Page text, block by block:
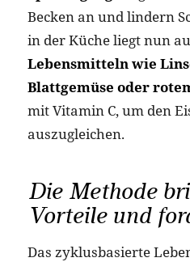
Becken an und lindern
in der Küche liegt nun
Lebensmitteln wie
Blattgemüse oder
mit Vitamin C, um den
auszugleichen.
Die Methode
Vorteile und
Das zyklusbasierte